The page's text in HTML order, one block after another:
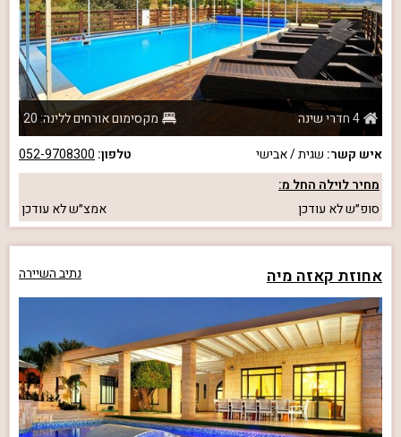
4 חדרי שינה
מקסימום אורחים ללינה: 20
איש קשר: שגית / אבישי טלפון: 052-9708300
מחיר לוילה החל מ:
סופ״שלא עודכן אמצ״שלא עודכן
אחוזת קאזה מיה נתיב השיירה